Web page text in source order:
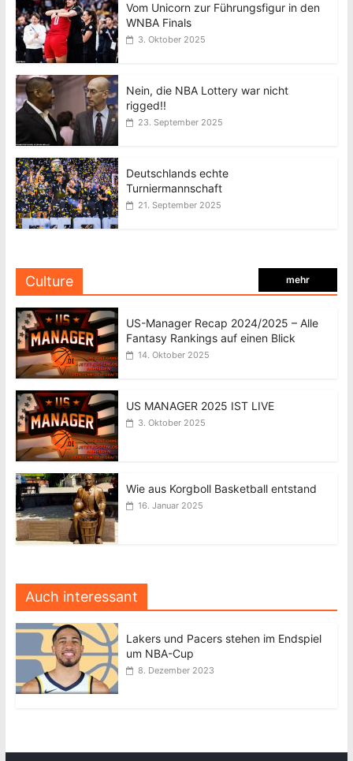
Vom Unicorn zur Führungsfigur in den
WNBA Finals
3. Oktober 2025
Nein, die NBA Lottery war nicht
rigged!!
23. September 2025
Deutschlands echte
Turniermannschaft
21. September 2025
Culture mehr
US-Manager Recap 2024/2025 – Alle
Fantasy Rankings auf einen Blick
14. Oktober 2025
US MANAGER 2025 IST LIVE
3. Oktober 2025
Wie aus Korgboll Basketball entstand
16. Januar 2025
Auch interessant
Lakers und Pacers stehen im Endspiel
um NBA-Cup
8. Dezember 2023